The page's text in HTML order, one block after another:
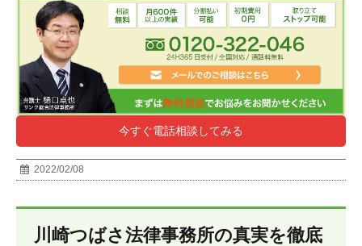
今すぐ電話相談してみる
2022/02/08
川崎つばさ法律事務所の真実を徹底